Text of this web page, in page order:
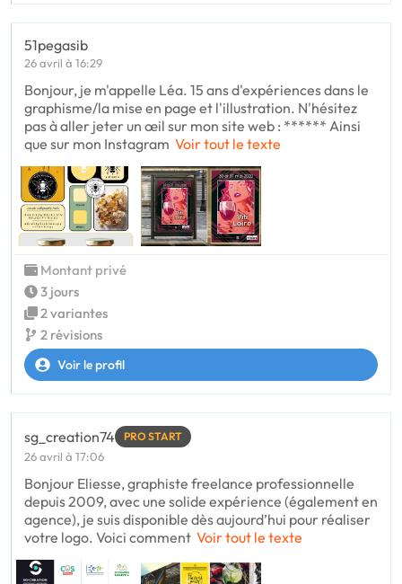
51pegasib
26 avril à 16:29
Bonjour, je m'appelle Léa. 15 ans d'expériences dans le
graphisme/la mise en page et l'illustration. N'hésitez
pas à aller jeter un œil sur mon site web : ****** Ainsi
que sur mon Instagram Voir tout le texte
Montant privé
3 jours
2 variantes
2 révisions
Voir le profil
sg_creation74 PRO START
26 avril à 17:06
Bonjour Eliesse, graphiste freelance professionnelle
depuis 2009, avec une solide expérience (également en
agence), je suis disponible dès aujourd’hui pour réaliser
votre logo. Voici comment Voir tout le texte